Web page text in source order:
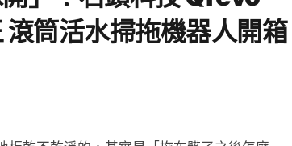
筒活水掃拖機器人開箱